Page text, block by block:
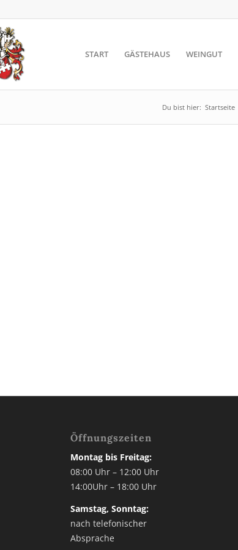
START GÄSTEHAUS WEINGUT
Du bist hier: Startseite
Öffnungszeiten
Montag bis Freitag:
08:00 Uhr – 12:00 Uhr
14:00Uhr – 18:00 Uhr
Samstag, Sonntag:
nach telefonischer
Absprache